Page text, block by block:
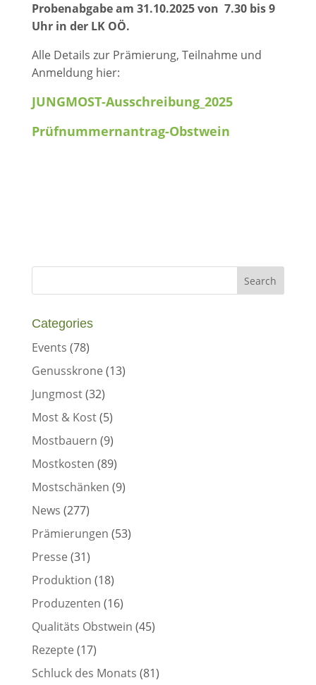
Probenabgabe am 31.10.2025 von 7.30 bis 9
Uhr in der LK OÖ.
Alle Details zur Prämierung, Teilnahme und
Anmeldung hier:
JUNGMOST-Ausschreibung_2025
Prüfnummernantrag-Obstwein
Categories
Events (78)
Genusskrone (13)
Jungmost(32)
Most & Kost(5)
Mostbauern (9)
Mostkosten (89)
Mostschänken (9)
News (277)
Prämierungen (53)
Presse (31)
Produktion (18)
Produzenten (16)
Qualitäts Obstwein (45)
Rezepte (17)
Schluck des Monats (81)